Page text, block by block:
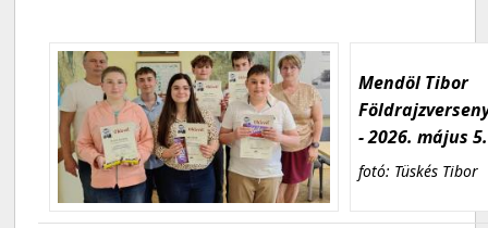
Mendöl Tibor
- 2026. május 5.
fotó: Tüskés Tibor